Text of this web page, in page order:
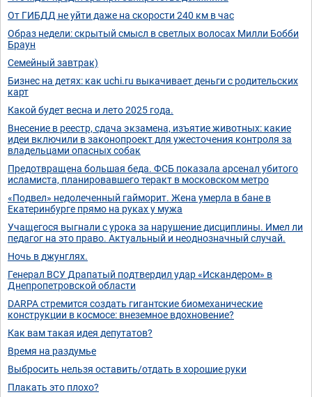
От ГИБДД не уйти даже на скорости 240 км в час
Образ недели: скрытый смысл в светлых волосах Милли Бобби
Браун
Семейный завтрак)
Бизнес на детях: как uchi.ru выкачивает деньги с родительских
карт
Какой будет весна и лето 2025 года.
Внесение в реестр, сдача экзамена, изъятие животных: какие
идеи включили в законопроект для ужесточения контроля за
владельцами опасных собак
Предотвращена большая беда. ФСБ показала арсенал убитого
исламиста, планировавшего теракт в московском метро
«Подвел» недолеченный гайморит. Жена умерла в бане в
Екатеринбурге прямо на руках у мужа
Учащегося выгнали с урока за нарушение дисциплины. Имел ли
педагог на это право. Актуальный и неоднозначный случай.
Ночь в джунглях.
Генерал ВСУ Драпатый подтвердил удар «Искандером» в
Днепропетровской области
DARPA стремится создать гигантские биомеханические
конструкции в космосе: внеземное вдохновение?
Как вам такая идея депутатов?
Время на раздумье
Выбросить нельзя оставить/отдать в хорошие руки
Плакать это плохо?